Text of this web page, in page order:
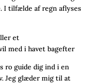
I tilfælde af regn aflyses
et
med i havet bagefter
ro guide dig ind i en
Jeg glæder mig til at